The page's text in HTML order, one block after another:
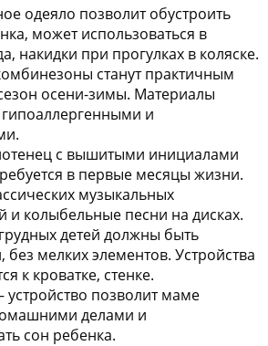
одеяло позволит обустроить
может использоваться в
накидки при прогулках в коляске.
станут практичным
осени-зимы. Материалы
и
с вышитыми инициалами
в первые месяцы жизни.
музыкальных
и колыбельные песни на дисках.
детей должны быть
мелких элементов. Устройства
к кроватке, стенке.
позволит маме
делами и
сон ребенка.